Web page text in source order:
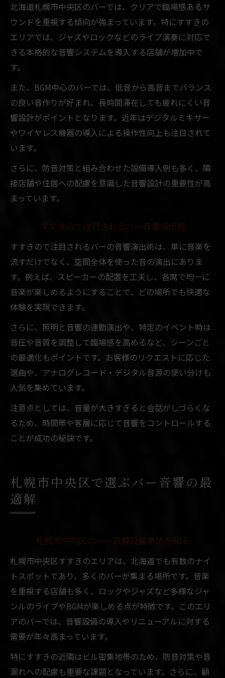
北海道札幌市中央区のバーでは、クリアで臨場感あるサ
ウンドを重視する傾向が強まっています。特にすすきの
エリアでは、ジャズやロックなどのライブ演奏に対応で
きる本格的な音響システムを導入する店舗が増加中で
す。
また、BGM中心のバーでは、低音から高音までバランス
の良い音作りが好まれ、長時間滞在しても疲れにくい音
響設計がポイントとなります。近年はデジタルミキサー
やワイヤレス機器の導入による操作性向上も注目されて
います。
さらに、防音対策と組み合わせた設備導入例も多く、隣
接店舗や住居への配慮を意識した音響設計の重要性が高
まっています。
すすきので注目されるバー音響演出術
すすきので注目されるバーの音響演出術は、単に音楽を
流すだけでなく、空間全体を使った音の演出にありま
す。例えば、スピーカーの配置を工夫し、各席で均一に
音楽が楽しめるようにすることで、どの場所でも快適な
体験を実現できます。
さらに、照明と音響の連動演出や、特定のイベント時は
音圧や音質を調整して臨場感を高めるなど、シーンごと
の最適化もポイントです。お客様のリクエストに応じた
選曲や、アナログレコード・デジタル音源の使い分けも
人気を集めています。
注意点としては、音量が大きすぎると会話がしづらくな
るため、時間帯や客層に応じて音響をコントロールする
ことが成功の秘訣です。
札幌市中央区で選ぶバー音響の最
適解
札幌市中央区のバー音響設備事情を知る
札幌市中央区すすきのエリアは、北海道でも有数のナイ
トスポットであり、多くのバーが集まる場所です。音楽
を重視する店舗も多く、ロックやジャズなど多様なジャ
ンルのライブやBGMが楽しめる点が特徴です。このエリ
アのバーでは、音響設備の導入やリニューアルに対する
需要が年々高まっています。
特にすすきの近隣はビル密集地帯のため、防音対策や音
漏れへの配慮も重要な課題となっています。さらに、顧